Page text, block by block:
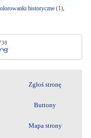
historyczne(1),
Zgłoś stronę
Buttony
Mapa strony